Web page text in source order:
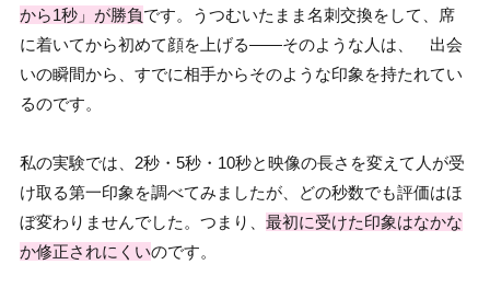
から1秒」が勝負です。うつむいたまま名刺交換をして、席
に着いてから初めて顔を上げる——そのような人は、 出会
いの瞬間から、すでに相手からそのような印象を持たれてい
るのです。
私の実験では、2秒・5秒・10秒と映像の長さを変えて人が受
け取る第一印象を調べてみましたが、どの秒数でも評価はほ
ぼ変わりませんでした。つまり、 最初に受けた印象はなかな
か修正されにくいのです。